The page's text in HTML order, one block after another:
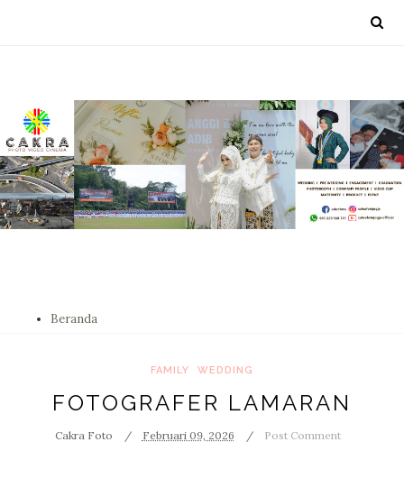
Beranda
FAMILY WEDDING
FOTOGRAFER LAMARAN
Cakra Foto Februari 09, 2026 Post Comment